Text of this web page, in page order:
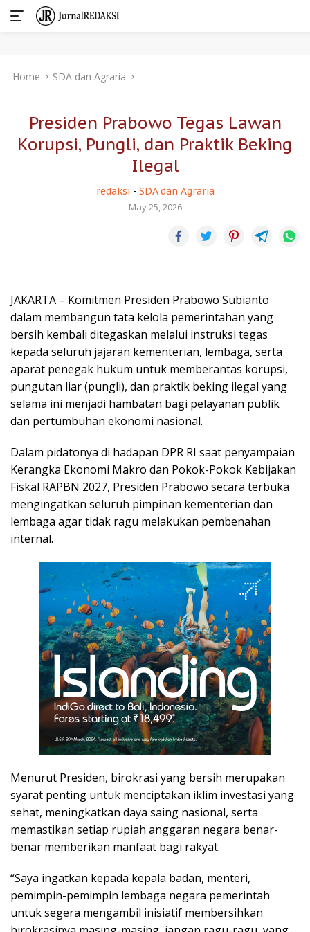
Home SDA dan Agraria
Presiden Prabowo Tegas Lawan
Korupsi, Pungli, dan Praktik Beking
Ilegal
redaksi - SDA dan Agraria
May 25, 2026
JAKARTA – Komitmen Presiden Prabowo Subianto
dalam membangun tata kelola pemerintahan yang
bersih kembali ditegaskan melalui instruksi tegas
kepada seluruh jajaran kementerian, lembaga, serta
aparat penegak hukum untuk memberantas korupsi,
pungutan liar (pungli), dan praktik beking ilegal yang
selama ini menjadi hambatan bagi pelayanan publik
dan pertumbuhan ekonomi nasional.
Dalam pidatonya di hadapan DPR RI saat penyampaian
Kerangka Ekonomi Makro dan Pokok-Pokok Kebijakan
Fiskal RAPBN 2027, Presiden Prabowo secara terbuka
mengingatkan seluruh pimpinan kementerian dan
lembaga agar tidak ragu melakukan pembenahan
internal.
Menurut Presiden, birokrasi yang bersih merupakan
syarat penting untuk menciptakan iklim investasi yang
sehat, meningkatkan daya saing nasional, serta
memastikan setiap rupiah anggaran negara benar-
benar memberikan manfaat bagi rakyat.
“Saya ingatkan kepada kepala badan, menteri,
pemimpin-pemimpin lembaga negara pemerintah
untuk segera mengambil inisiatif membersihkan